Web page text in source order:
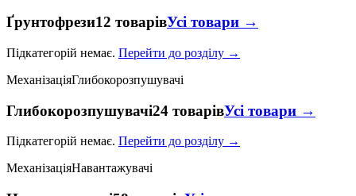
Ґрунтофрези12 товарівУсі товари →
Підкатегорій немає. Перейти до розділу →
МеханізаціяГлибокорозпушувачі
Глибокорозпушувачі24 товарівУсі товари →
Підкатегорій немає. Перейти до розділу →
МеханізаціяНавантажувачі